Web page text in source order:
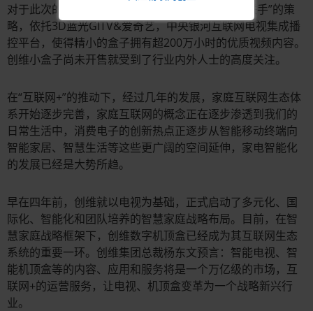
对于此次的创维小盒子新品，创维还采用了“强强联手”的策
略，依托3D蓝光GITV&爱奇艺，中央银河互联网电视集成播
控平台，使得精小的盒子拥有超200万小时的优质视频内容。
创维小盒子尚未开售就受到了行业内外人士的高度关注。
在“互联网+”的推动下，经过几年的发展，家庭互联网生态体
系开始逐步完善，家庭互联网的概念正在逐步渗透到我们的
日常生活中，消费电子的创新热点正逐步从智能移动终端向
智能家居、智慧生活等这些更广阔的空间延伸，家电智能化
的发展已经是大势所趋。
早在四年前，创维就以电视为基础，正式启动了多元化、国
际化、智能化和团队培养的智慧家庭战略布局。目前，在智
慧家庭战略框架下，创维数字机顶盒已经成为其互联网生态
系统的重要一环。创维集团总裁杨东文预言：智能电视、智
能机顶盒等的内容、应用和服务将是一个万亿级的市场，互
联网+的运营服务，让电视、机顶盒变革为一个战略新兴行
业。